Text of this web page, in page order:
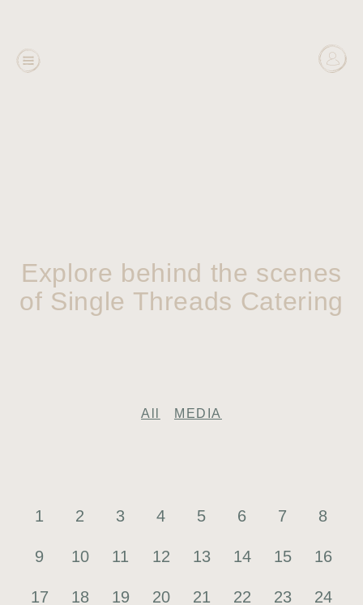
Explore behind the scenes
of Single Threads Catering
All MEDIA
1 2 3 4 5 6 7 8
9 10 11 12 13 14 15 16
17 18 19 20 21 22 23 24